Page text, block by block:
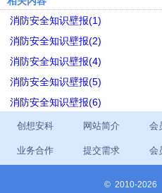
消防安全知识壁报(1)
消防安全知识壁报(2)
消防安全知识壁报(4)
消防安全知识壁报(5)
消防安全知识壁报(6)
创想安科 网站简介 会
业务合作 提交需求 会
© 2010-2026